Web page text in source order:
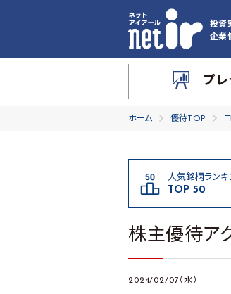
投資
企業
プレ
ホーム 優待TOP
人気銘柄ランキ
TOP 50
株主優待ア
2024/02/07（水）